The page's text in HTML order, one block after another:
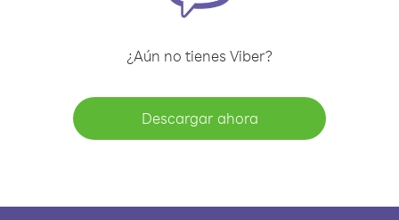
¿Aún no tienes Viber?
Descargar ahora